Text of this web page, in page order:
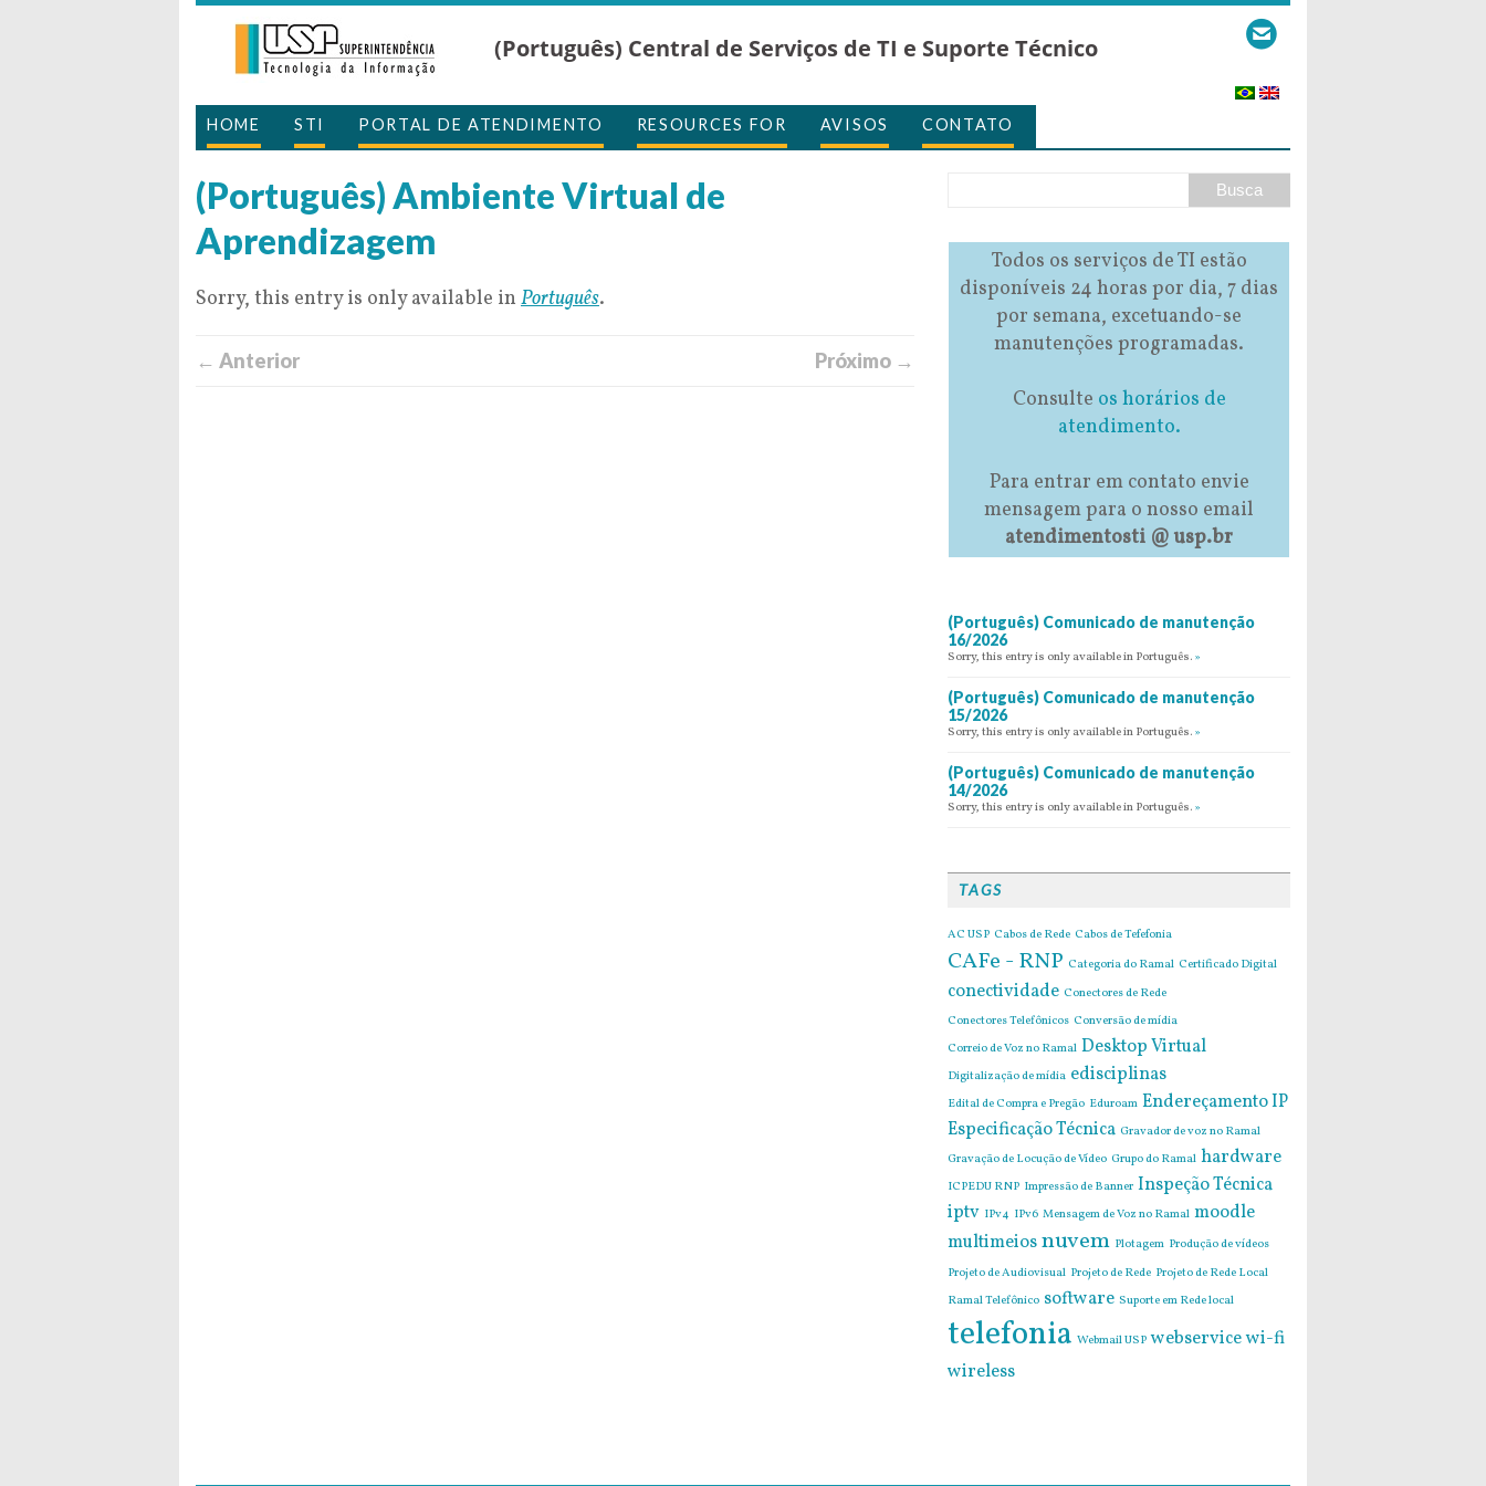
(Português) Central de Serviços de TI e Suporte Técnico
HOME STI PORTAL DE ATENDIMENTO RESOURCES FOR AVISOS CONTATO
(Português) Ambiente Virtual de
Aprendizagem
Sorry, this entry is only available in Português.
← Anterior Próximo →
Todos os serviços de TI estão
disponíveis 24 horas por dia, 7 dias
por semana, excetuando-se
manutenções programadas.
Consulte os horários de
atendimento.
Para entrar em contato envie
mensagem para o nosso email
atendimentosti @ usp.br
(Português) Comunicado de manutenção
16/2026
Sorry, this entry is only available in Português. »
(Português) Comunicado de manutenção
15/2026
Sorry, this entry is only available in Português. »
(Português) Comunicado de manutenção
14/2026
Sorry, this entry is only available in Português. »
TAGS
AC USP Cabos de Rede Cabos de Tefefonia
CAFe - RNP Categoria do Ramal Certificado Digital
conectividade Conectores de Rede
Conectores Telefônicos Conversão de mídia
Correio de Voz no Ramal Desktop Virtual
Digitalização de mídia edisciplinas
Edital de Compra e Pregão Eduroam Endereçamento IP
Especificação Técnica Gravador de voz no Ramal
Gravação de Locução de Vídeo Grupo do Ramal hardware
ICPEDU RNP Impressão de Banner Inspeção Técnica
iptv IPv4 IPv6 Mensagem de Voz no Ramal moodle
multimeiosnuvem Plotagem Produção de vídeos
Projeto de Audiovisual Projeto de Rede Projeto de Rede Local
Ramal Telefônico software Suporte em Rede local
telefonia Webmail USP webservicewi-fi
wireless